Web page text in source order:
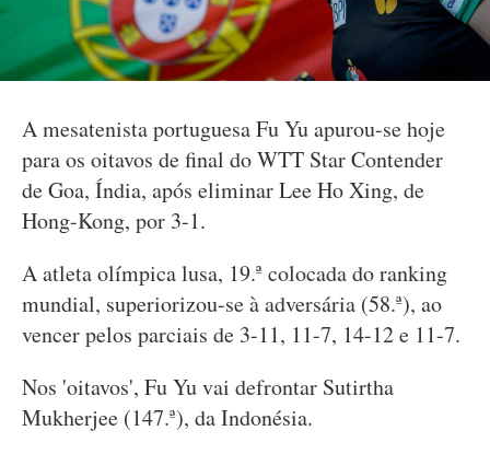
A mesatenista portuguesa Fu Yu apurou-se hoje
para os oitavos de final do WTT Star Contender
de Goa, Índia, após eliminar Lee Ho Xing, de
Hong-Kong, por 3-1.
A atleta olímpica lusa, 19.ª colocada do ranking
mundial, superiorizou-se à adversária (58.ª), ao
vencer pelos parciais de 3-11, 11-7, 14-12 e 11-7.
Nos 'oitavos', Fu Yu vai defrontar Sutirtha
Mukherjee (147.ª), da Indonésia.